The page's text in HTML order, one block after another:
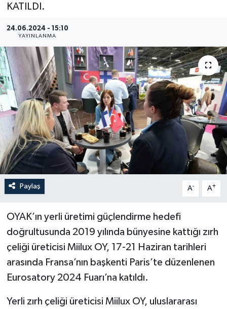
KATILDI.
24.06.2024 - 15:10
YAYINLANMA
Paylaş A- A+
OYAK’ın yerli üretimi güçlendirme hedefi
doğrultusunda 2019 yılında bünyesine kattığı zırh
çeliği üreticisi Miilux OY, 17-21 Haziran tarihleri
arasında Fransa’nın başkenti Paris’te düzenlenen
Eurosatory 2024 Fuarı’na katıldı.
Yerli zırh çeliği üreticisi Miilux OY, uluslararası